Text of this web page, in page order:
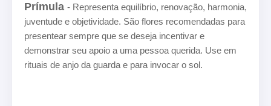
Prímula - Representa equilíbrio, renovação, harmonia,
juventude e objetividade. São flores recomendadas para
presentear sempre que se deseja incentivar e
demonstrar seu apoio a uma pessoa querida. Use em
rituais de anjo da guarda e para invocar o sol.